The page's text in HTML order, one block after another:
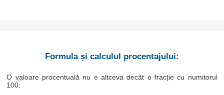
Formula și calculul procentajului:
O valoare procentuală nu e altceva decât o fracție cu numitorul
100: